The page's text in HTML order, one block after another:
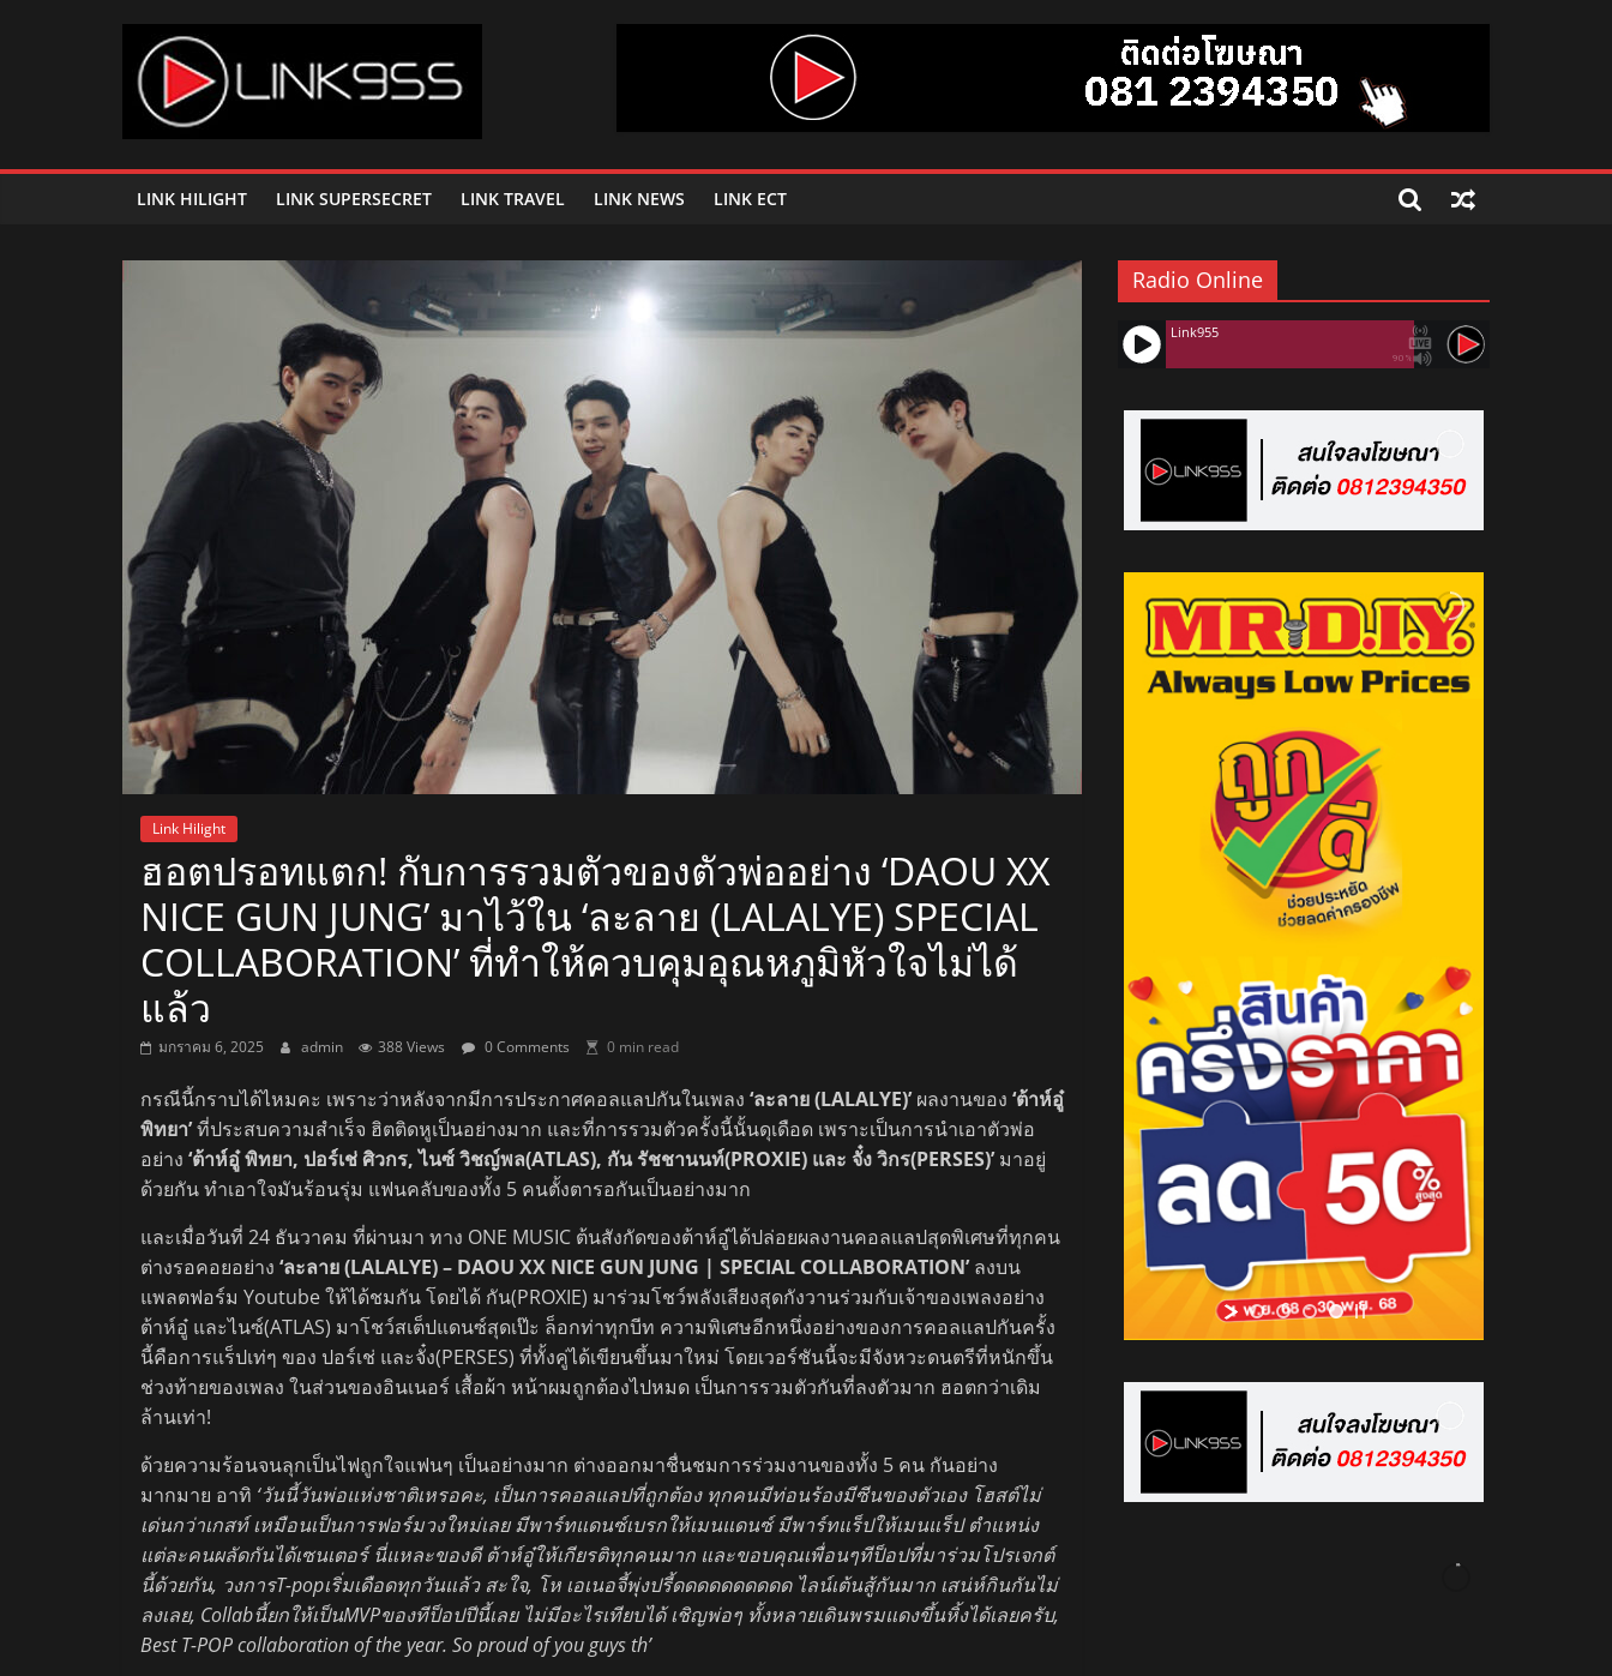
Link
95.5
คลื่น
สุด
คูล
สถานี
วิทยุ
FM
ลพบุรี
สถานี
วิทยุ
ลพบุรี
วิทยุ
FM
ลพบุรี
LINK HILIGHT LINK SUPERSECRET LINK TRAVEL LINK NEWS LINK ECT
Link Hilight
ฮอตปรอทแตก! กับการรวมตัวของตัวพ่ออย่าง ‘DAOU XX
NICE GUN JUNG’ มาไว้ใน ‘ละลาย (LALALYE) SPECIAL
COLLABORATION’ ที่ทำให้ควบคุมอุณหภูมิหัวใจไม่ได้
แล้ว
มกราคม 6, 2025 admin 388 Views 0 Comments 0 min read
กรณีนี้กราบได้ไหมคะ เพราะว่าหลังจากมีการประกาศคอลแลปกันในเพลง ‘ละลาย (LALALYE)’ผลงานของ ‘ต้าห์อู๋
พิทยา’ที่ประสบความสำเร็จ ฮิตติดหูเป็นอย่างมาก และที่การรวมตัวครั้งนี้นั้นดุเดือด เพราะเป็นการนำเอาตัวพ่อ
อย่าง ‘ต้าห์อู๋ พิทยา, ปอร์เช่ ศิวกร, ไนซ์ วิชญ์พล(ATLAS), กัน รัชชานนท์(PROXIE) และ จั๋ง วิกร(PERSES)’มาอยู่
ด้วยกัน ทำเอาใจมันร้อนรุ่ม แฟนคลับของทั้ง 5 คนตั้งตารอกันเป็นอย่างมาก
และเมื่อวันที่ 24 ธันวาคม ที่ผ่านมา ทาง ONE MUSIC ต้นสังกัดของต้าห์อู๋ได้ปล่อยผลงานคอลแลปสุดพิเศษที่ทุกคน
ต่างรอคอยอย่าง ‘ละลาย (LALALYE) – DAOU XX NICE GUN JUNG | SPECIAL COLLABORATION’ลงบน
แพลตฟอร์ม Youtube ให้ได้ชมกัน โดยได้ กัน(PROXIE) มาร่วมโชว์พลังเสียงสุดกังวานร่วมกับเจ้าของเพลงอย่าง
ต้าห์อู๋ และไนซ์(ATLAS) มาโชว์สเต็ปแดนซ์สุดเป๊ะ ล็อกท่าทุกบีท ความพิเศษอีกหนึ่งอย่างของการคอลแลปกันครั้ง
นี้คือการแร็ปเท่ๆ ของ ปอร์เช่ และจั๋ง(PERSES) ที่ทั้งคู่ได้เขียนขึ้นมาใหม่ โดยเวอร์ชันนี้จะมีจังหวะดนตรีที่หนักขึ้น
ช่วงท้ายของเพลง ในส่วนของอินเนอร์ เสื้อผ้า หน้าผมถูกต้องไปหมด เป็นการรวมตัวกันที่ลงตัวมาก ฮอตกว่าเดิม
ล้านเท่า!
ด้วยความร้อนจนลุกเป็นไฟถูกใจแฟนๆ เป็นอย่างมาก ต่างออกมาชื่นชมการร่วมงานของทั้ง 5 คน กันอย่าง
มากมาย อาทิ ‘วันนี้วันพ่อแห่งชาติเหรอคะ, เป็นการคอลแลปที่ถูกต้อง ทุกคนมีท่อนร้องมีซีนของตัวเอง โฮสต์ไม่
เด่นกว่าเกสท์ เหมือนเป็นการฟอร์มวงใหม่เลย มีพาร์ทแดนซ์เบรกให้เมนแดนซ์ มีพาร์ทแร็ปให้เมนแร็ป ตำแหน่ง
แต่ละคนผลัดกันได้เซนเตอร์ นี่แหละของดี ต้าห์อู๋ให้เกียรติทุกคนมาก และขอบคุณเพื่อนๆทีป็อปที่มาร่วมโปรเจกต์
นี้ด้วยกัน, วงการT-popเริ่มเดือดทุกวันแล้ว สะใจ, โห เอเนอจี้พุ่งปรี้ดดดดดดดดดด ไลน์เต้นสู้กันมาก เสน่ห์กินกันไม่
ลงเลย, Collabนี้ยกให้เป็นMVPของทีป็อปปีนี้เลย ไม่มีอะไรเทียบได้ เชิญพ่อๆ ทั้งหลายเดินพรมแดงขึ้นหิ้งได้เลยครับ,
Best T-POP collaboration of the year. So proud of you guys th’
Radio Online
90%
Link955